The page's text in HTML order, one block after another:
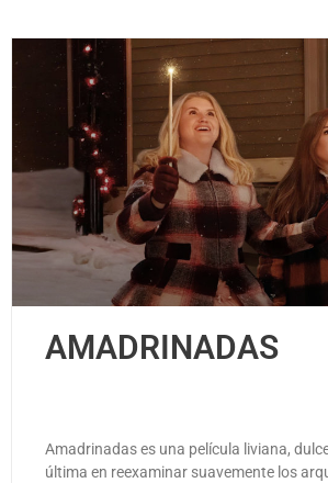
AMADRINADAS
Amadrinadas es una película liviana,
última en reexaminar suavemente los